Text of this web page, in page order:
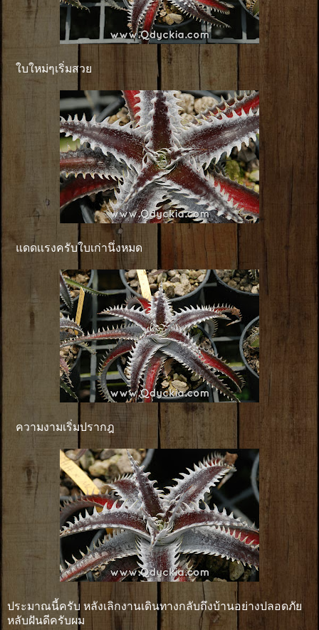
ใบใหม่ๆเริ่มสวย
แดดเเรงครับใบเก่านึ่งหมด
ความงามเริ่มปรากฎ
ประมาณนี้ครับ หลังเลิกงานเดินทางกลับถึงบ้านอย่างปลอดภัย
หลับฝันดีครับผม